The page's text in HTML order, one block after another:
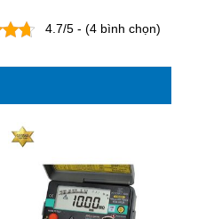
4.7/5 - (4 bình chọn)